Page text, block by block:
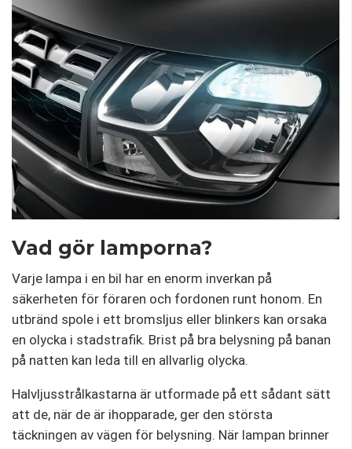
Vad gör lamporna?
Varje lampa i en bil har en enorm inverkan på
säkerheten för föraren och fordonen runt honom. En
utbränd spole i ett bromsljus eller blinkers kan orsaka
en olycka i stadstrafik. Brist på bra belysning på banan
på natten kan leda till en allvarlig olycka.
Halvljusstrålkastarna är utformade på ett sådant sätt
att de, när de är ihopparade, ger den största
täckningen av vägen för belysning. När lampan brinner